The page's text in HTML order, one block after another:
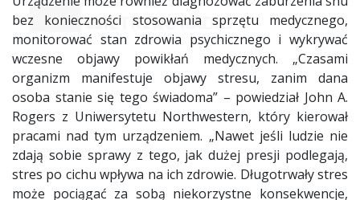
bez konieczności stosowania sprzętu medycznego,
monitorować stan zdrowia psychicznego i wykrywać
wczesne objawy powikłań medycznych. „Czasami
organizm manifestuje objawy stresu, zanim dana
osoba stanie się tego świadoma” – powiedział John A.
Rogers z Uniwersytetu Northwestern, który kierował
pracami nad tym urządzeniem. „Nawet jeśli ludzie nie
zdają sobie sprawy z tego, jak dużej presji podlegają,
stres po cichu wpływa na ich zdrowie. Długotrwały stres
może pociągać za sobą niekorzystne konsekwencje,